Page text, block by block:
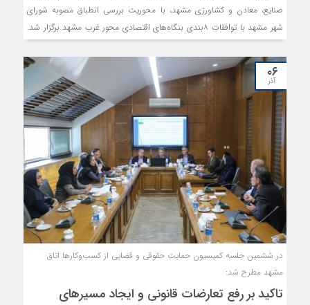
صنایع، معادن و کشاورزی مشهد، با محوریت بررسی انطباق مصوبه شورای
شهر مشهد با توافقات ۸‌بندی بنگاه‌های اقتصادی محور غرب مشهد برگزار شد.
در این نشست، اعضا و کارشناسان با تاکید بر ضرورت شفافیت حقوقی و ثبات
وضعیت واحدهای صنعتی در محور غرب مشهد، بر اجرای عادلانه مصوبات
شهری، تسهیل توسعه صنعتی و جلوگیری از بروز مشکلات آتی در حوزه
شهرسازی و محیط‌ زیست تاکید کردند.
۰۶
آذر
در ششمین جلسه کمیسیون حمایت حقوقی و قضایی از کسب‌وکارها اتاق
مشهد مطرح شد:
تاکید بر رفع تعارضات قانونی و ایجاد مسیرهای